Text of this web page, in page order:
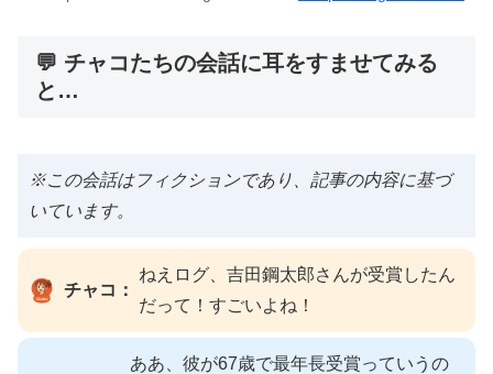
💬 チャコたちの会話に耳をすませてみる
と…
※この会話はフィクションであり、記事の内容に基づ
いています。
チャコ：
ねえログ、吉田鋼太郎さんが受賞したん
だって！すごいよね！
ああ、彼が67歳で最年長受賞っていうの